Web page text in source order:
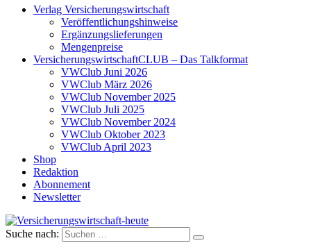
Verlag Versicherungswirtschaft
Veröffentlichungshinweise
Ergänzungslieferungen
Mengenpreise
VersicherungswirtschaftCLUB – Das Talkformat
VWClub Juni 2026
VWClub März 2026
VWClub November 2025
VWClub Juli 2025
VWClub November 2024
VWClub Oktober 2023
VWClub April 2023
Shop
Redaktion
Abonnement
Newsletter
Versicherungswirtschaft-heute
Suche nach: